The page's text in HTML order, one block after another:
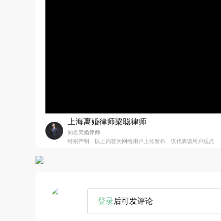
上海离婚律师梁聪律师
知名离婚律师
特别声明：以上内容为网络用户上传发布，仅代表该用户观点
登录后可发评论